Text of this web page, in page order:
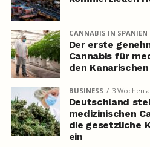
CANNABIS IN SPANIEN
Der erste
Cannabis für
den
BUSINESS 3 Wochen
Deutschland
medizinischen
die gesetzliche
ein